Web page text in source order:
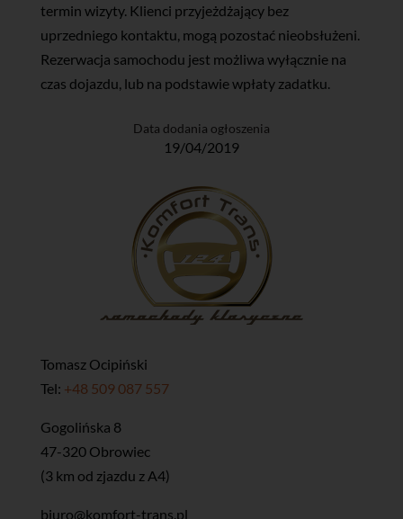
termin wizyty. Klienci przyjeżdżający bez
uprzedniego kontaktu, mogą pozostać nieobsłużeni.
Rezerwacja samochodu jest możliwa wyłącznie na
czas dojazdu, lub na podstawie wpłaty zadatku.
Data dodania ogłoszenia
19/04/2019
Tomasz Ocipiński
Tel: +48 509 087 557
​Gogolińska 8
47-320 Obrowiec
(3 km od zjazdu z A4)
biuro@komfort-trans.pl